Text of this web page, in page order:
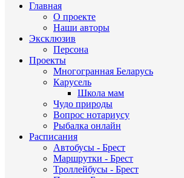
Главная
О проекте
Наши авторы
Эксклюзив
Персона
Проекты
Многогранная Беларусь
Карусель
Школа мам
Чудо природы
Вопрос нотариусу
Рыбалка онлайн
Расписания
Автобусы - Брест
Маршрутки - Брест
Троллейбусы - Брест